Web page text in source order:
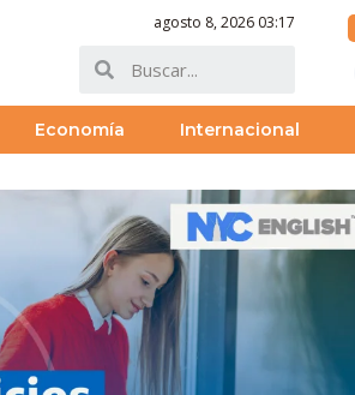
agosto 8, 2026 03:17
Economía Internacional